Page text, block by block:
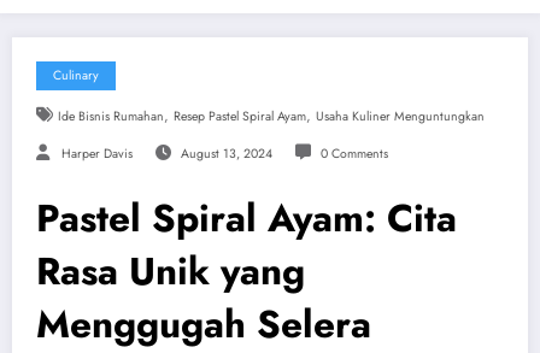
Culinary
Ide Bisnis Rumahan, Resep Pastel Spiral Ayam, Usaha Kuliner Menguntungkan
Harper Davis August 13, 2024 0 Comments
Pastel Spiral Ayam: Cita
Rasa Unik yang
Menggugah Selera